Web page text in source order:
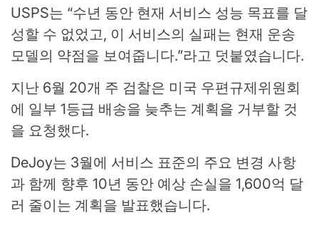
USPS는 “수년 동안 현재 서비스 성능 목표를 달
성할 수 없었고, 이 서비스의 실패는 현재 운송
모델의 약점을 보여줍니다.”라고 덧붙였습니다.
지난 6월 20개 주 검찰은 미국 우편규제위원회
에 일부 1등급 배송을 늦추는 계획을 거부할 것
을 요청했다.
DeJoy는 3월에 서비스 표준의 주요 변경 사항
과 함께 향후 10년 동안 예상 손실을 1,600억 달
러 줄이는 계획을 발표했습니다.